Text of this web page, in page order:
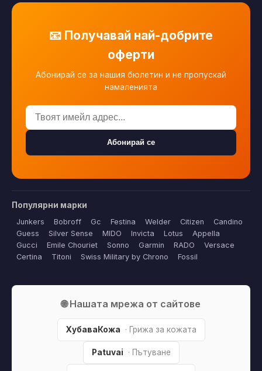
📧 Получавай най-добрите
оферти
Абонирай се за нашия бюлетин и не пропускай
намаленията
Абонирай се
Популярни марки
Junkers Bobroff Gc Festina Welder Citizen
Candino
Guess
Silver Sense MIDO Invicta Lotus
Appella
Gucci
Emile Chouriet Sonno Garmin RADO
Versace
Certina
Titoni Swiss Military by Chrono Fossil
🌐 Нашата мрежа от сайтове
ХубаваКожа · Грижа за кожата
Patuvai · Пътуване